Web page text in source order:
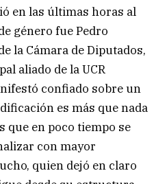
en las últimas horas al
género fue Pedro
la Cámara de Diputados,
aliado de la UCR
confiado sobre un
es más que nada
que en poco tiempo se
con mayor
quien dejó en claro